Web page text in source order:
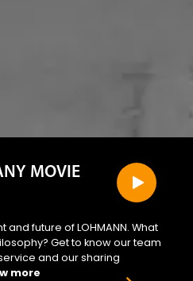
MOVIE
future of LOHMANN. What
Get to know our team
and our sharing
more